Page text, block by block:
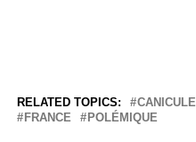
RELATED TOPICS: CANICULE
FRANCE
POLÉMIQUE